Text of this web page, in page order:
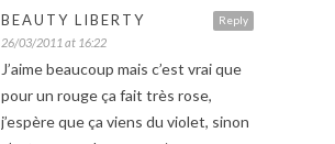
Reply
BEAUTY LIBERTY
26/03/2011 at 16:22
J’aime beaucoup mais c’est vrai que
pour un rouge ça fait très rose,
j’espère que ça viens du violet, sinon